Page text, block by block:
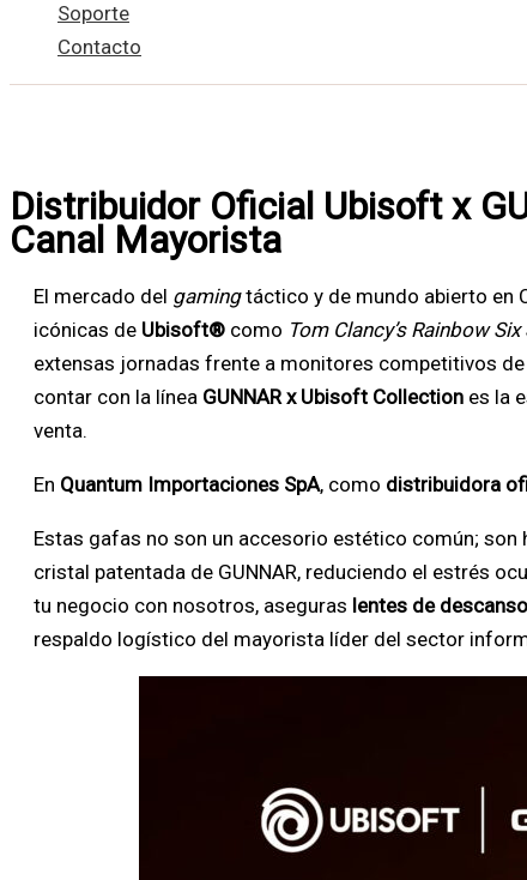
Soporte
Contacto
Distribuidor Oficial Ubisoft x
Canal Mayorista
El mercado del gamingtáctico y de mundo abierto en
icónicas de Ubisoft® como Tom Clancy’s Rainbow Six
extensas jornadas frente a monitores competitivos
contar con la línea GUNNAR x Ubisoft Collection es la
venta.
En Quantum Importaciones SpA, como distribuidora
Estas gafas no son un accesorio estético común;
cristal patentada de GUNNAR, reduciendo el estrés
tu negocio con nosotros, aseguras lentes de
respaldo logístico del mayorista líder del sector